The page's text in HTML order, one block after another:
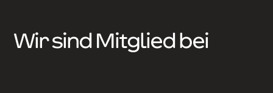
Wir sind Mitglied bei